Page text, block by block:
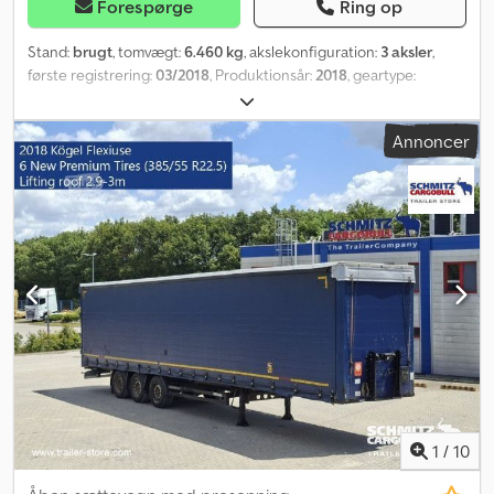
Forespørge Ring op
Stand: brugt, tomvægt:6.460 kg, akslekonfiguration: 3 aksler,
første registrering:03/2018 , Produktionsår: 2018 , geartype:
, Egenvægt: 6460 kg. Find et overblik over alle
tilgængelige køretøjer på vores hjemmeside. Brug for
finansiering? Vi tilbyder individuelle finansieringsløsninger, fuld
serviceaftaler og telematiktjenester. Vi rådgiver dig gerne
personligt. Dodpfx Ajztg Ekem Aeck
Annoncer
1 / 10